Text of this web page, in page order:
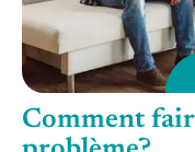
Comment